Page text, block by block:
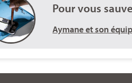
Pour vous
Aymane et son